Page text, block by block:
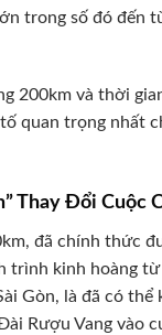
trong số đó đến
200km và thời
quan trọng nhất
Thay Đổi Cuộc
đã chính thức
trình kinh hoàng
Gòn, là đã có
Rượu Vang vào